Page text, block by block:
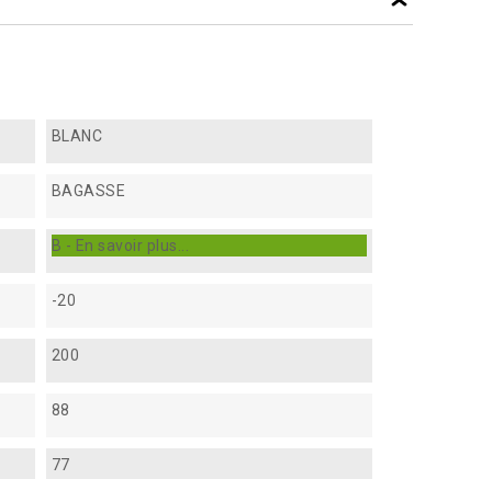
BLANC
BAGASSE
B - En savoir plus...
-20
200
88
77